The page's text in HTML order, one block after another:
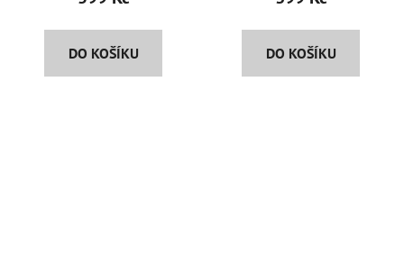
DO KOŠÍKU DO KOŠÍKU